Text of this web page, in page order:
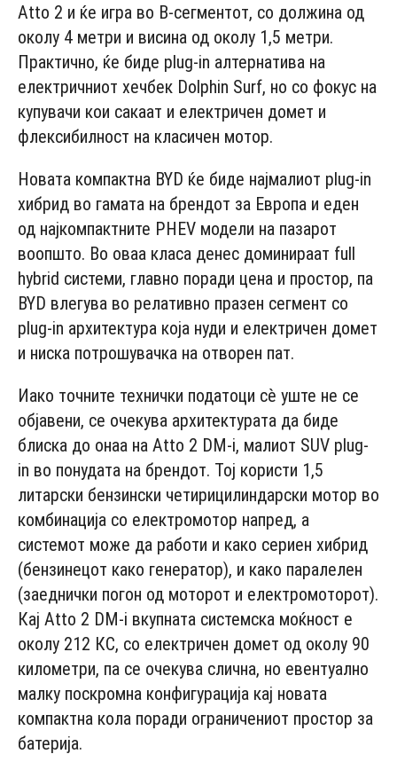
Atto 2 и ќе игра во B-сегментот, со должина од
околу 4 метри и висина од околу 1,5 метри.
Практично, ќе биде plug-in алтернатива на
електричниот хечбек Dolphin Surf, но со фокус на
купувачи кои сакаат и електричен домет и
флексибилност на класичен мотор.
Новата компактна BYD ќе биде најмалиот plug-in
хибрид во гамата на брендот за Европа и еден
од најкомпактните PHEV модели на пазарот
воопшто. Во оваа класа денес доминираат full
hybrid системи, главно поради цена и простор, па
BYD влегува во релативно празен сегмент со
plug-in архитектура која нуди и електричен домет
и ниска потрошувачка на отворен пат.
Иако точните технички податоци сè уште не се
објавени, се очекува архитектурата да биде
блиска до онаа на Atto 2 DM-i, малиот SUV plug-
in во понудата на брендот. Тој користи 1,5
литарски бензински четирицилиндарски мотор во
комбинација со електромотор напред, а
системот може да работи и како сериен хибрид
(бензинецот како генератор), и како паралелен
(заеднички погон од моторот и електромоторот).
Кај Atto 2 DM-i вкупната системска моќност е
околу 212 КС, со електричен домет од околу 90
километри, па се очекува слична, но евентуално
малку поскромна конфигурација кај новата
компактна кола поради ограничениот простор за
батерија.